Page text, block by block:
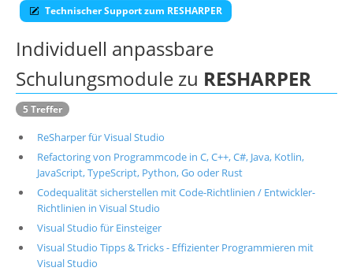
Technischer Support zum RESHARPER
Individuell anpassbare
Schulungsmodule zu RESHARPER
5 Treffer
ReSharper für Visual Studio
Refactoring von Programmcode in C, C++, C#, Java, Kotlin,
JavaScript, TypeScript, Python, Go oder Rust
Codequalität sicherstellen mit Code-Richtlinien / Entwickler-
Richtlinien in Visual Studio
Visual Studio für Einsteiger
Visual Studio Tipps & Tricks - Effizienter Programmieren mit
Visual Studio